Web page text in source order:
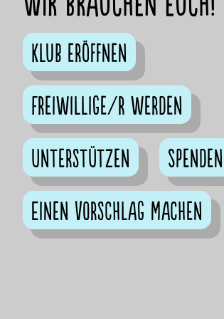
Klub eröffnen
Freiwillige/r werden
Unterstützen
Spenden
Einen Vorschlag machen